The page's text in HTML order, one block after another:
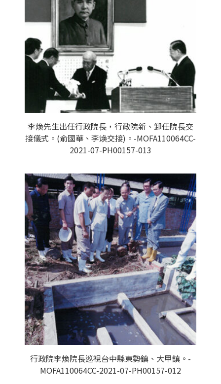
李煥先生出任行政院長，行政院新、卸任院長交
接儀式。(俞國華、李煥交接)。-MOFA110064CC-
2021-07-PH00157-013
行政院李煥院長巡視台中縣東勢鎮、大甲鎮。-
MOFA110064CC-2021-07-PH00157-012